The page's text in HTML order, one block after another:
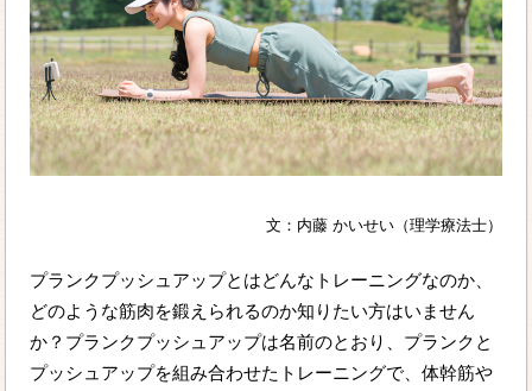
文：内藤 かいせい（理学療法士）
プランクプッシュアップとはどんなトレーニングなのか、
どのような筋肉を鍛えられるのか知りたい方はいません
か？プランクプッシュアップは名前のとおり、プランクと
プッシュアップを組み合わせたトレーニングで、体幹筋や